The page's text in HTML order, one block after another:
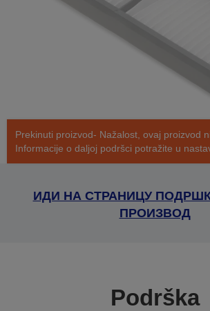
Prekinuti proizvod- Nažalost, ovaj proizvod
Informacije o daljoj podršci potražite u
ИДИ НА СТРАНИЦУ
ПРОИЗВОД
Podrška